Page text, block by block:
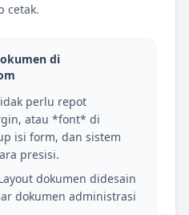
cetak.
di
perlu repot
atau *font* di
isi form, dan sistem
presisi.
dokumen didesain
dokumen administrasi